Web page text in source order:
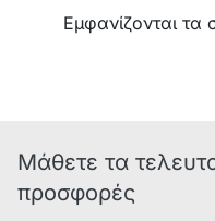
Εμφανίζονται τα
Μάθετε τα
προσφορές